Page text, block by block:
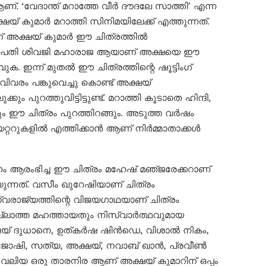
മറാത്തേ വീര്‍ ദൗദലേ സാത്തി’ എന്ന
കുമാർ മറാത്തി സിനിമയിലേക്ക് എത്തുന്നത്.
അക്ഷയ് കുമാർ ഈ ചിത്രത്തിൽ
ശിവജി മഹാരാജ ആയാണ് അക്ഷയെ ഈ
ഇന്ന് മുതൽ ഈ ചിത്രത്തിന്റെ ഷൂട്ടിംഗ്
പങ്കുവെച്ചു കൊണ്ട് അക്ഷയ്
പുറത്തുവിട്ടിട്ടുണ്ട്. മറാത്തി കൂടാതെ ഹിന്ദി,
ഈ ചിത്രം പുറത്തിറങ്ങും. അടുത്ത വർഷം
എത്തിക്കാൻ ആണ് നിർമ്മാതാക്കൾ
ആരംഭിച്ച ഈ ചിത്രം മഹേഷ് മഞ്‍ജരേക്കറാണ്
വസീം ഖുറേഷിയാണ് ചിത്രം
വിജയഗാഥയാണ് ചിത്രം
മഹത്തായതും നിസ്വാർത്ഥവുമായ
ദുധാനെ, ഉത്കർഷ ഷിൻഡെ, വിശാൽ നികം,
ജോഷി, സത്യ, അക്ഷയ്, നവാബ് ഖാൻ, പ്രവീൺ
ഒരു താരനിര ആണ് അക്ഷയ് കുമാറിന് ഒപ്പം